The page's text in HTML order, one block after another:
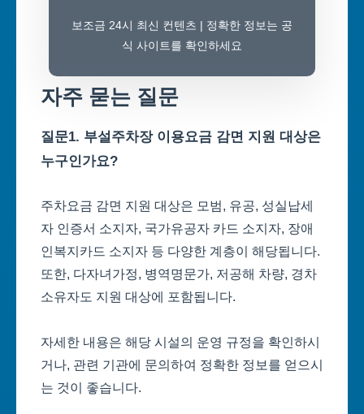
보조금 24시 최신 컨텐츠 | 정확한 정보는 공
식 사이트를 확인하세요
자주 묻는 질문
질문1. 부설주차장 이용요금 감면 지원 대상은
누구인가요?
주차요금 감면 지원 대상은 모범, 유공, 성실납세
자 인증서 소지자, 국가유공자 카드 소지자, 장애
인복지카드 소지자 등 다양한 계층이 해당됩니다.
또한, 다자녀가정, 병역명문가, 저공해 차량, 경차
소유자도 지원 대상에 포함됩니다.
자세한 내용은 해당 시설의 운영 규정을 확인하시
거나, 관련 기관에 문의하여 정확한 정보를 얻으시
는 것이 좋습니다.